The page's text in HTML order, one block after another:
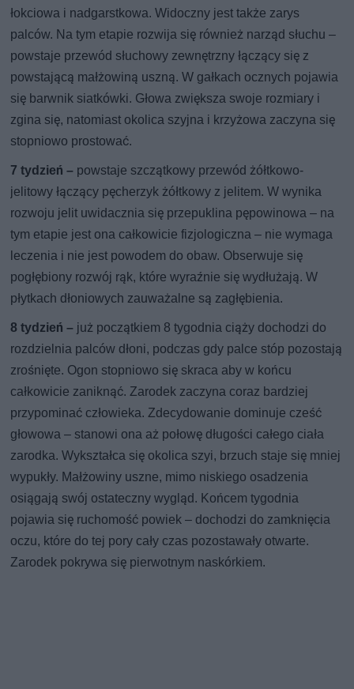
łokciowa i nadgarstkowa. Widoczny jest także zarys
palców. Na tym etapie rozwija się również narząd słuchu –
powstaje przewód słuchowy zewnętrzny łączący się z
powstającą małżowiną uszną. W gałkach ocznych pojawia
się barwnik siatkówki. Głowa zwiększa swoje rozmiary i
zgina się, natomiast okolica szyjna i krzyżowa zaczyna się
stopniowo prostować.
7 tydzień – powstaje szczątkowy przewód żółtkowo-
jelitowy łączący pęcherzyk żółtkowy z jelitem. W wynika
rozwoju jelit uwidacznia się przepuklina pępowinowa – na
tym etapie jest ona całkowicie fizjologiczna – nie wymaga
leczenia i nie jest powodem do obaw. Obserwuje się
pogłębiony rozwój rąk, które wyraźnie się wydłużają. W
płytkach dłoniowych zauważalne są zagłębienia.
8 tydzień – już początkiem 8 tygodnia ciąży dochodzi do
rozdzielnia palców dłoni, podczas gdy palce stóp pozostają
zrośnięte. Ogon stopniowo się skraca aby w końcu
całkowicie zaniknąć. Zarodek zaczyna coraz bardziej
przypominać człowieka. Zdecydowanie dominuje cześć
głowowa – stanowi ona aż połowę długości całego ciała
zarodka. Wykształca się okolica szyi, brzuch staje się mniej
wypukły. Małżowiny uszne, mimo niskiego osadzenia
osiągają swój ostateczny wygląd. Końcem tygodnia
pojawia się ruchomość powiek – dochodzi do zamknięcia
oczu, które do tej pory cały czas pozostawały otwarte.
Zarodek pokrywa się pierwotnym naskórkiem.